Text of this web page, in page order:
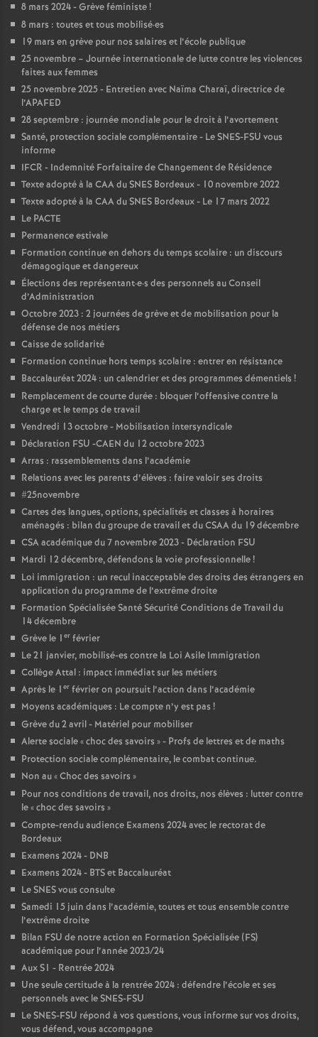
e
S
e
c
o
n
d
d
e
g
r
é
O
r
l
é
a
n
s
o
u
r
8 mars 2024 - Grève féministe!
8 mars : toutes et tous mobilisé·es
19 mars en grève pour nos salaires et l’école publique
25 novembre – Journée internationale de lutte contre les violences
faites aux femmes
25 novembre 2025 - Entretien avec Naïma Charaï, directrice de
l’APAFED
28 septembre : journée mondiale pour le droit à l’avortement
Santé, protection sociale complémentaire - Le SNES-FSU vous
informe
IFCR - Indemnité Forfaitaire de Changement de Résidence
Texte adopté à la CAA du SNES Bordeaux - 10 novembre 2022
Texte adopté à la CAA du SNES Bordeaux - Le 17 mars 2022
Le PACTE
Permanence estivale
Formation continue en dehors du temps scolaire : un discours
démagogique et dangereux
Élections des représentant·e·s des personnels au Conseil
d’Administration
Octobre 2023 : 2 journées de grève et de mobilisation pour la
défense de nos métiers
Caisse de solidarité
Formation continue hors temps scolaire : entrer en résistance
Baccalauréat 2024 : un calendrier et des programmes démentiels !
Remplacement de courte durée : bloquer l’offensive contre la
charge et le temps de travail
Vendredi 13 octobre - Mobilisation intersyndicale
Déclaration FSU -CAEN du 12 octobre 2023
Arras : rassemblements dans l’académie
Relations avec les parents d’élèves : faire valoir ses droits
#25novembre
Cartes des langues, options, spécialités et classes à horaires
aménagés : bilan du groupe de travail et du CSAA du 19 décembre
CSA académique du 7 novembre 2023 - Déclaration FSU
Mardi 12 décembre, défendons la voie professionnelle!
Loi immigration : un recul inacceptable des droits des étrangers en
application du programme de l’extrême droite
Formation Spécialisée Santé Sécurité Conditions de Travail du
14 décembre
Grève le 1 er février
Le 21 janvier, mobilisé-es contre la Loi Asile Immigration
Collège Attal : impact immédiat sur les métiers
Après le 1 er février on poursuit l’action dans l’académie
Moyens académiques : Le compte n’y est pas !
Grève du 2 avril - Matériel pour mobiliser
Alerte sociale «choc des savoirs » - Profs de lettres et de maths
Protection sociale complémentaire, le combat continue.
Non au «Choc des savoirs »
Pour nos conditions de travail, nos droits, nos élèves : lutter contre
le «choc des savoirs »
Compte-rendu audience Examens 2024 avec le rectorat de
Bordeaux
Examens 2024 - DNB
Examens 2024 - BTS et Baccalauréat
Le SNES vous consulte
Samedi 15 juin dans l’académie, toutes et tous ensemble contre
l’extrême droite
Bilan FSU de notre action en Formation Spécialisée (FS)
académique pour l’année 2023/24
Aux S1 - Rentrée 2024
Une seule certitude à la rentrée 2024 : défendre l’école et ses
personnels avec le SNES-FSU
Le SNES-FSU répond à vos questions, vous informe sur vos droits,
vous défend, vous accompagne